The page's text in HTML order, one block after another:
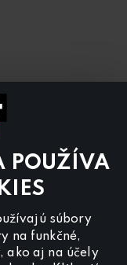
POUŽÍVA
súbory
na funkčné,
ako aj na účely